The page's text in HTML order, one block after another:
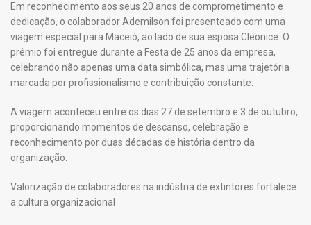
Em reconhecimento aos seus 20 anos de comprometimento e
dedicação, o colaborador Ademilson foi presenteado com uma
viagem especial para Maceió, ao lado de sua esposa Cleonice. O
prêmio foi entregue durante a Festa de 25 anos da empresa,
celebrando não apenas uma data simbólica, mas uma trajetória
marcada por profissionalismo e contribuição constante.
A viagem aconteceu entre os dias 27 de setembro e 3 de outubro,
proporcionando momentos de descanso, celebração e
reconhecimento por duas décadas de história dentro da
organização.
Valorização de colaboradores na indústria de extintores fortalece
a cultura organizacional